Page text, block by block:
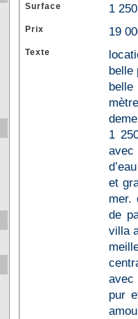
Surface 1
Prix 19
Texte
belle
1
et
mer.
de
villa
avec
pur